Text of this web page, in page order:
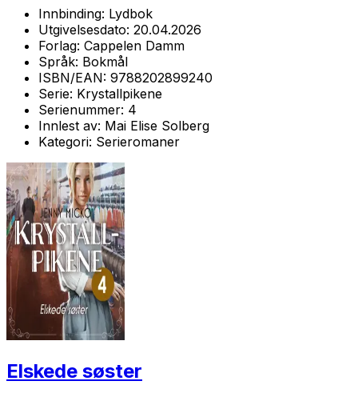
Innbinding: Lydbok
Utgivelsesdato: 20.04.2026
Forlag: Cappelen Damm
Språk: Bokmål
ISBN/EAN: 9788202899240
Serie: Krystallpikene
Serienummer: 4
Innlest av: Mai Elise Solberg
Kategori: Serieromaner
Elskede søster